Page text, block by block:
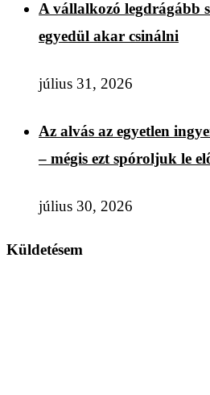
A vállalkozó legdrágább
egyedül akar csinálni
július 31, 2026
Az alvás az egyetlen
– mégis ezt spóroljuk le
július 30, 2026
Küldetésem